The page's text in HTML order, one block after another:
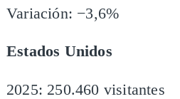
Variación: −3,6%
Estados Unidos
2025: 250.460 visitantes